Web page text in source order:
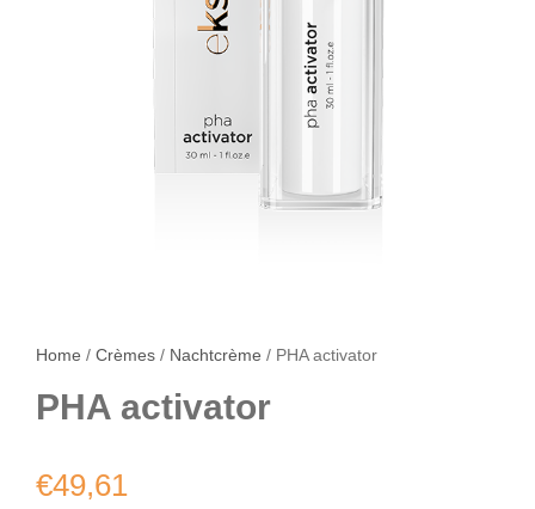
Home / Crèmes / Nachtcrème / PHA activator
PHA activator
€49,61